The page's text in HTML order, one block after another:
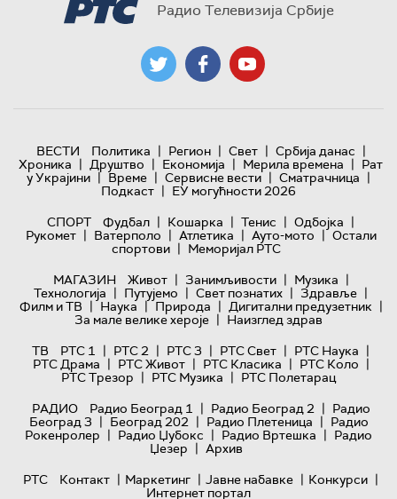
Радио Телевизија Србије
ВЕСТИ Политика | Регион | Свет | Србија данас |
Хроника | Друштво | Економија | Мерила времена | Рат
у Украјини | Време | Сервисне вести | Сматрачница |
Подкаст | ЕУ могућности 2026
СПОРТ
Фудбал | Кошарка | Тенис | Одбојка |
Рукомет | Ватерполо | Атлетика | Ауто-мото | Остали
спортови | Меморијал РТС
МАГАЗИН
Живот | Занимљивости | Музика |
Технологијa | Путујемо | Свет познатих | Здравље |
Филм и ТВ | Наука | Природа | Дигитални предузетник |
За мале велике хероје | Наизглед здрав
ТВ
РТС 1 | РТС 2 | РТС 3 | РТС Свет | РТС Наука |
РТС Драма | РТС Живот | РТС Класика | РТС Коло |
РТС Трезор | РТС Музика | РТС Полетарац
РАДИО
Радио Београд 1 | Радио Београд 2 | Радио
Београд 3 | Београд 202 | Радио Плетеница | Радио
Рокенролер | Радио Џубокс | Радио Вртешка | Радио
Џезер | Архив
РТС
Контакт | Маркетинг | Јавне набавке | Конкурси |
Интернет портал